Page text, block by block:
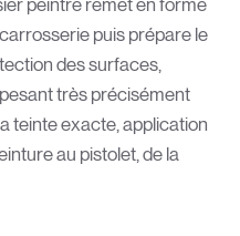
peintre remet en forme
puis prépare le
des surfaces,
très précisément
teinte exacte, application
au pistolet, de la